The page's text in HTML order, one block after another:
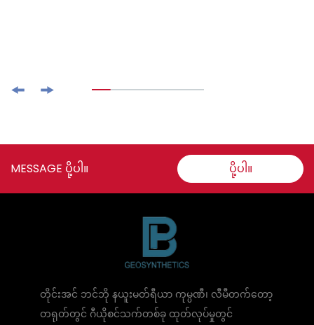
MESSAGE ပို့ပါ။ ပို့ပါ။
တိုင်းအင် ဘင်ဘို နယူးမတ်ရီယာ ကုမ္ပဏီ၊ လီမီတက်တော့
တရုတ်တွင် ဂီယိုစင်သက်တစ်ခု ထုတ်လုပ်မှုတွင်